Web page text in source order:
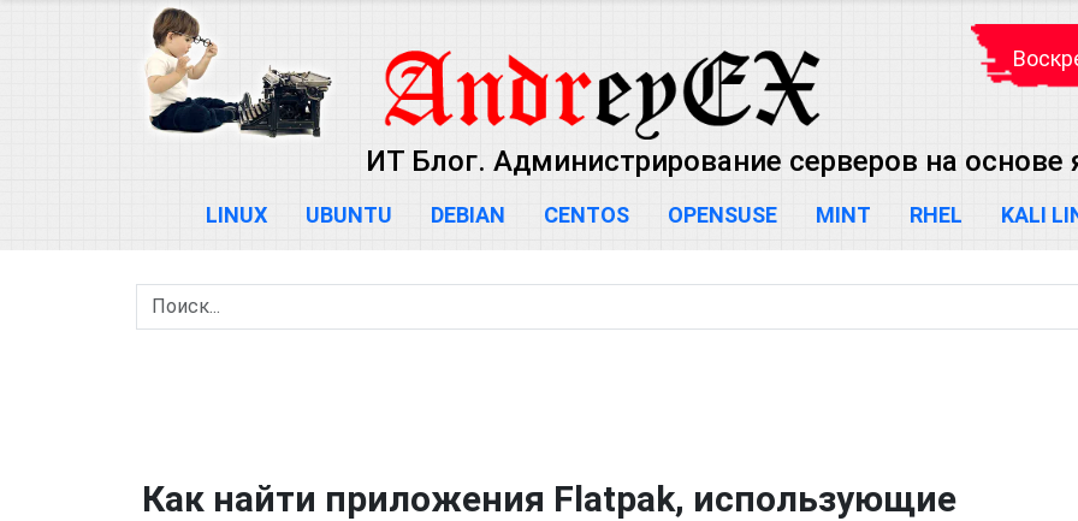
ИТ Блог. Администрирование серверов на основе
LINUX UBUNTU DEBIAN CENTOS OPENSUSE MINT RHEL KALI
Как найти приложения Flatpak, использующие